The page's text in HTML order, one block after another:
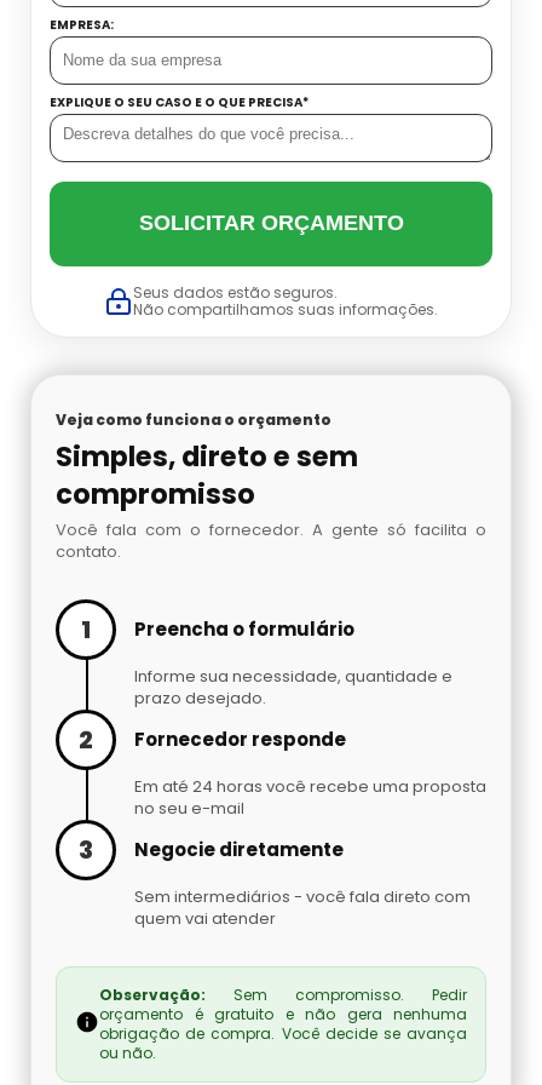
Conjunto Autônomo Valor
Distribuidora De Conjunto Autônomo
Máscara De Oxigênio Com Cilindro
Acetileno Para Absorção Atômica
Venda De Nitrogênio Gasoso
Argônio Analítico
Nitrogênio Líquido
Nitrogênio Líquido Preço
Cilindro De Gás Carbônico Para Chopp
Gás Hélio Comprar
Cilindro De Gás Para Chopeira Preço
Tocha Mig Mag
Gases Especiais
Gás Carbônico Líquido
Cilindro De Oxigenio Medicinal Portátil
Cilindro De Oxigenio Portatil Aluguel
Cilindro Para Oxigênio
Cilindro De Oxigenio Valor
Cilindro Oxigenio 3 Litros
Cilindro Ar
Cilindro De Oxigênio 3 Litros
Cilindro De Oxigênio Hospitalar Para Alugar
Cilindro De Oxigenio Medicinal 50 Litros
Cilindro De Oxigênio Para Inalação
Cilindro De Oxigênio Para Inalação Preço
Cilindro Oxigenio Medicinal 3 Litros
Cilindro Oxigenio Medicinal Preço
Preço De Cilindro De Oxigênio
Preço Cilindro De Oxigênio Hospitalar
Onde Comprar Ar Mandado
Preço De Ar Mandado
Venda De Ar Mandado
EMPRESA:
EXPLIQUE O SEU CASO E O QUE PRECISA*
SOLICITAR ORÇAMENTO
Seus dados estão seguros.
Não compartilhamos suas informações.
Veja como funciona o orçamento
Simples, direto e sem
compromisso
Você fala com o fornecedor. A gente só facilita o
contato.
1 Preencha o formulário
Informe sua necessidade, quantidade e
prazo desejado.
2 Fornecedor responde
Em até 24 horas você recebe uma proposta
no seu e-mail
3 Negocie diretamente
Sem intermediários - você fala direto com
quem vai atender
Observação: Sem compromisso. Pedir
orçamento é gratuito e não gera nenhuma
obrigação de compra. Você decide se avança
ou não.